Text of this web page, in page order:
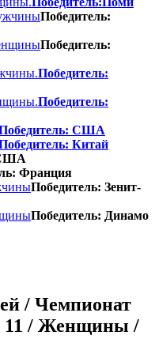
Победитель:
Победитель:
Победитель:
Победитель:
США
Китай
США
Франция
Победитель: Зенит-
Победитель: Динамо
/ Чемпионат
11 / Женщины /